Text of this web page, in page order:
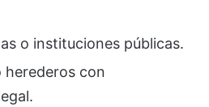
o instituciones públicas.
herederos con